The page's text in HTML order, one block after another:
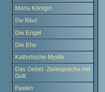
Maria Königin
Die Bibel
Die Engel
Die Ehe
Katholische Mystik
Das Gebet -Zwiesprache mit
Gott
Fasten